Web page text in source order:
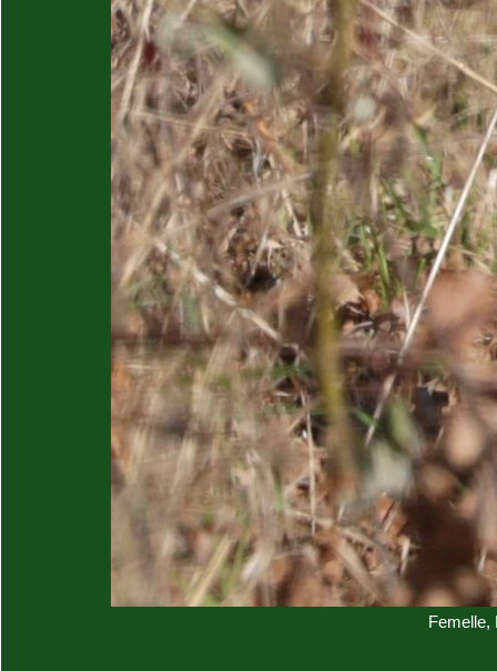
Femelle,